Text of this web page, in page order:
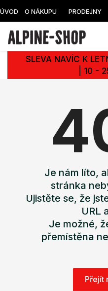
ÚVOD O NÁKUPU PRODEJNY
SLEVA NAVÍC K
| 10 -
Je nám líto,
stránka
Ujistěte se, že
URL
Je možné,
přemístěna
Přejít